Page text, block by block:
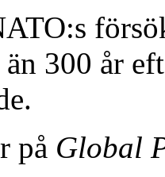
300 år
på Global